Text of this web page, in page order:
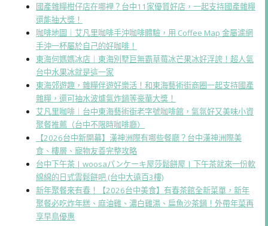
國產雜糧柑仔店在哪裡？台中11家優質好店，一起支持國產雜糧
還能抽大獎！
咖啡地圖｜艾凡里咖啡手沖咖啡體驗，用 Coffee Map 金屬濾網
手沖一杯屬於自己的好咖啡！
東海何媽媽冰店｜東海別墅巨無霸草莓冰芒果冰好浮誇！超人氣
台中水果冰就是這一家
東海郊遊趣，雜糧伴遊好樂活！和東海藝術街商圈一起支持國產
雜糧，還可抽水波爐氣炸鍋等豪華大獎！
艾凡里咖啡｜台中東海藝術街老字號咖啡館，氣氛好又美味小資
聚餐推薦（台中不限時咖啡廳）
【2026台中新開幕】漢神洲際有哪些餐廳？台中漢神洲際美
食、樓層、寵物友善完整攻略
台中下午茶 | woosaパンケーキ屋莎鬆餅屋 | 下午茶就來一份軟
綿綿的日式雲鬆餅吧 (台中大遠百3樓)
新年聚餐來有春！【2026台中美食】有春茶館全新菜單，新年
聚餐必吃炸年糕、麻油雞、濃白雞湯、扁魚沙茶鍋！外帶年菜再
享早鳥優惠